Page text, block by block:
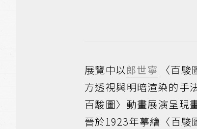
展覽中以郎世寧 〈百
方透視與明暗渲染的手
百駿圖〉動畫展演呈現
晉於1923年摹繪〈百駿